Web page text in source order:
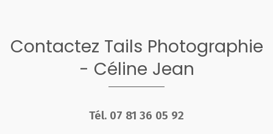
Contactez Tails Photographie
- Céline Jean
Tél. 07 81 36 05 92